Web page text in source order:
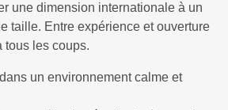
une dimension internationale à un
taille. Entre expérience et ouverture
tous les coups.
un environnement calme et